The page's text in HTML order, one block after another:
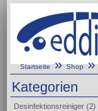
Startseite»Shop
Kategorien
Desinfektionsreiniger (2)